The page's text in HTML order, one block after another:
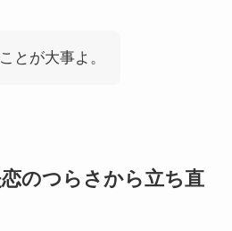
とが大事よ。
のつらさから立ち直